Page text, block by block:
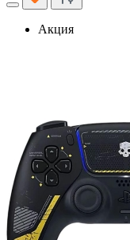
Акция